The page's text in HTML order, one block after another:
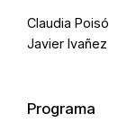
Claudia Poisó
Javier Ivañez
Programa